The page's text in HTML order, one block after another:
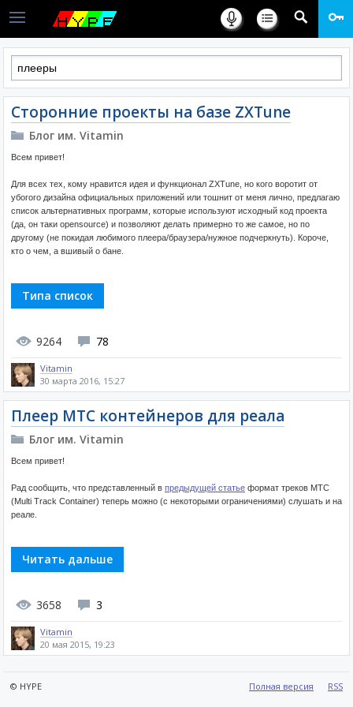
Сторонние проекты на базе ZXTune
Блог им. Vitamin
Всем привет!
Для всех тех, кому нравится идея и функционал ZXTune, но кого воротит от
убогого дизайна официальных приложений или тошнит от меня лично, предлагаю
список альтернативных программ, которые используют исходный код проекта
(да, он таки opensource) и позволяют делать примерно то же самое, но по
другому (не покидая любимого плеера/браузера/нужное подчеркнуть). Короче,
кто о чем, а вшивый о бане.
Типа список
9264 78
Vitamin
30 марта 2016, 15:27
Плеер MTC контейнеров для реала
Блог им. Vitamin
Всем привет!
Рад сообщить, что представленный в предыдущей статье формат треков MTC
(Multi Track Container) теперь можно (с некоторыми ограничениями) слушать и на
реале.
Читать дальше
3658 3
Vitamin
20 мая 2015, 19:23
Полная версия RSS
© HYPE